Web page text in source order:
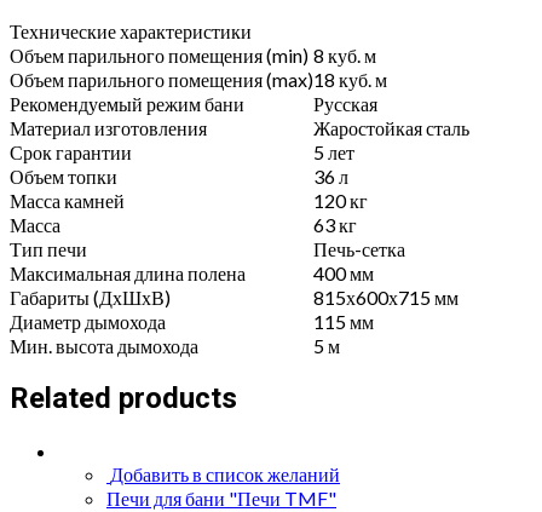
Технические характеристики
Объем парильного помещения (min) 8 куб. м
Объем парильного помещения (max)18 куб. м
Рекомендуемый режим бани
Русская
Материал изготовления
Жаростойкая сталь
Срок гарантии
5 лет
Объем топки
36 л
Масса камней
120 кг
Масса
63 кг
Тип печи
Печь-сетка
Максимальная длина полена
400 мм
Габариты (ДхШхВ)
815х600х715 мм
Диаметр дымохода
115 мм
Мин. высота дымохода
5 м
Related products
Добавить в список желаний
Печи для бани "Печи TMF"